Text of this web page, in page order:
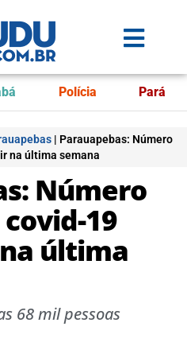
Polícia Pará
| Parauapebas: Número
na última semana
Número
19
última
68 mil pessoas